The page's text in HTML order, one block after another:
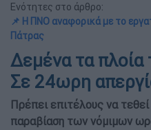
Ενότητες στο άρθρο:
📌 Η ΠΝΟ αναφορικά με το
Πάτρας
Δεμένα τα
Σε 24ωρη
Πρέπει επιτέλους να
παραβίαση των νόμιμων